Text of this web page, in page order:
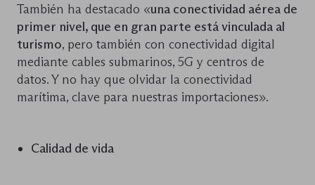
También ha destacado «una conectividad aérea de
primer nivel, que en gran parte está vinculada al
turismo, pero también con conectividad digital
mediante cables submarinos, 5G y centros de
datos. Y no hay que olvidar la conectividad
marítima, clave para nuestras importaciones».
Calidad de vida